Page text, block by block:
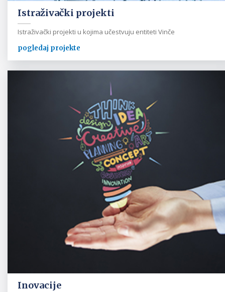
Istraživački projekti
Istraživački projekti u kojima učestvuju entiteti Vinče
pogledaj projekte
Inovacije